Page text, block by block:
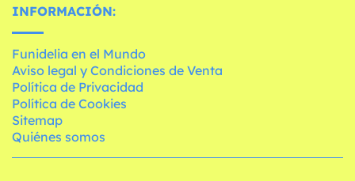
INFORMACIÓN:
Funidelia en el Mundo
Aviso legal y Condiciones de Venta
Política de Privacidad
Política de Cookies
Sitemap
Quiénes somos